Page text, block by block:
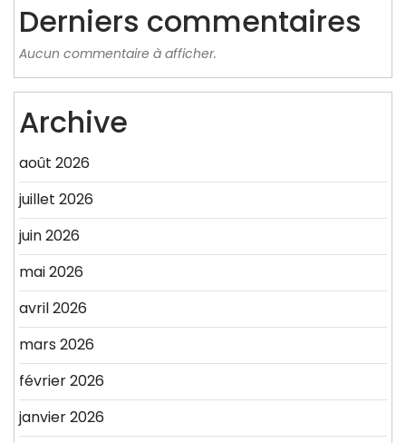
Derniers commentaires
Aucun commentaire à afficher.
Archive
août 2026
juillet 2026
juin 2026
mai 2026
avril 2026
mars 2026
février 2026
janvier 2026